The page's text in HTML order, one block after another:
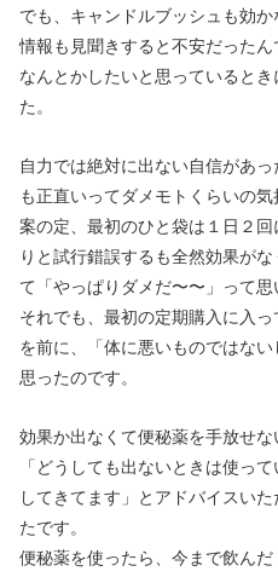
でも、キャンドルブッシュも効
情報も見聞きすると不安だったん
なんとかしたいと思っていると
た。
自力では絶対に出ない自信があっ
も正直いってダメモトくらいの気
案の定、最初のひと袋は１日２
りと試行錯誤するも全然効果が
て「やっぱりダメだ〜〜」って思
それでも、最初の定期購入に入
を前に、「体に悪いものではな
思ったのです。
効果か出なくて便秘薬を手放せな
「どうしても出ないときは使っ
してきてます」とアドバイスい
たです。
便秘薬を使ったら、今まで飲ん